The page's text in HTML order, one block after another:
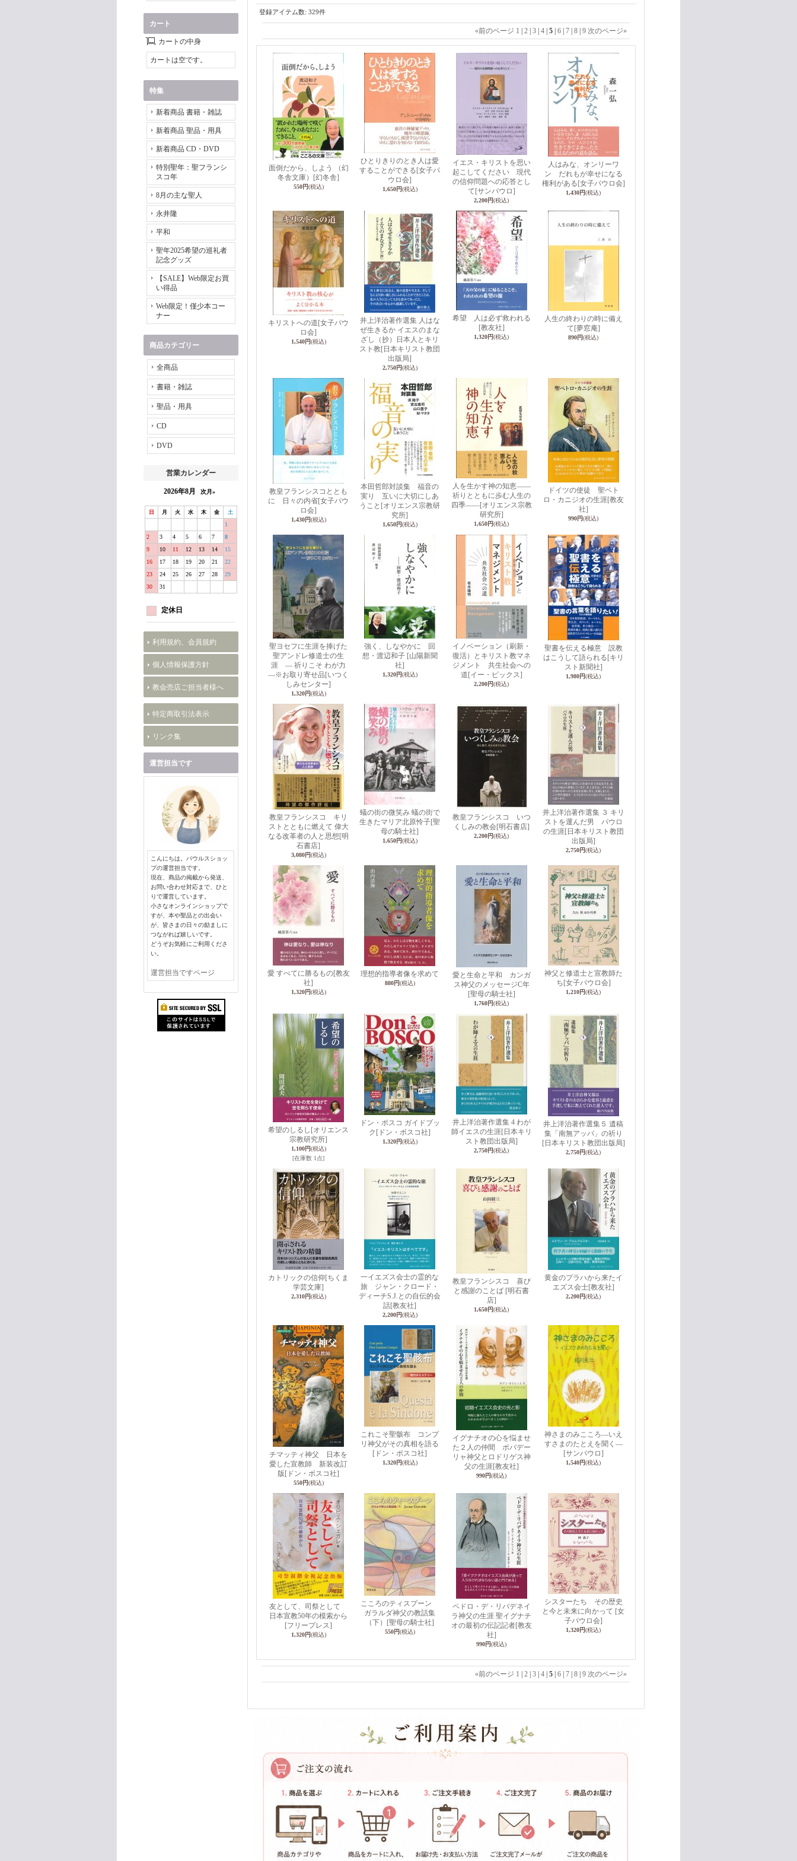
カート
カートの中身
カートは空です。
特集
新着商品 書籍・雑誌
新着商品 聖品・用具
新着商品 CD・DVD
特別聖年：聖フランシ
スコ年
8月の主な聖人
永井隆
平和
聖年2025希望の巡礼者
記念グッズ
【SALE】Web限定お買
い得品
Web限定！僅少本コー
ナー
商品カテゴリー
全商品
書籍・雑誌
聖品・用具
CD
DVD
営業カレンダー
2026年8月 次月»
日 月 火 水 木 金 土
1
2
3 4 5 6 7
8
9
10 11 12 13 14
15
16
17 18 19 20 21
22
23
24 25 26 27 28
29
30
31
定休日
利用規約、会員規約
個人情報保護方針
教会売店ご担当者様へ
特定商取引法表示
リンク集
運営担当です
こんにちは。パウルスショッ
プの運営担当です。
現在、商品の掲載から発送、
お問い合わせ対応まで、ひと
りで運営しています。
小さなオンラインショップで
すが、本や聖品との出会い
が、皆さまの日々の励ましに
つながれば嬉しいです。
どうぞお気軽にご利用くださ
い。
運営担当ですページ
登録アイテム数: 329件
«前のページ 1 2 3 4 5 6 7 8 9 次のページ»
面倒だから、しよう （幻
冬舎文庫）
[幻冬舎]
550円(税込)
ひとりきりのとき人は愛
することができる [女子パ
ウロ会]
1,650円(税込)
イエス・キリストを思い
起こしてください 現代
の信仰問題への応答とし
て [サンパウロ]
2,200円(税込)
人はみな、オンリーワ
ン だれもが幸せになる
権利がある [女子パウロ会]
1,430円(税込)
キリストへの道 [女子パウ
ロ会]
1,540円(税込)
井上洋治著作選集 人はな
ぜ生きるか イエスのまな
ざし（抄）日本人とキリ
スト教[日本キリスト教団
出版局]
2,750円(税込)
希望 人は必ず救われる
[教友社]
1,320円(税込)
人生の終わりの時に備え
て [夢窓庵]
890円(税込)
教皇フランシスコととも
に 日々の内省[女子パウ
ロ会]
1,430円(税込)
本田哲郎対談集 福音の
実り 互いに大切にしあ
うこと [オリエンス宗教研
究所]
1,650円(税込)
人を生かす神の知恵――
祈りとともに歩む人生の
四季――[オリエンス宗教
研究所]
1,650円(税込)
ドイツの使徒 聖ペト
ロ・カニジオの生涯[教友
社]
990円(税込)
聖ヨセフに生涯を捧げた
聖アンドレ修道士の生
涯 ― 祈りこそ わが力
―※お取り寄せ品 [いつく
しみセンター]
1,320円(税込)
強く、しなやかに 回
想・渡辺和子 [山陽新聞
社]
1,320円(税込)
イノベーション（刷新・
復活）とキリスト教マネ
ジメント 共生社会への
道 [イー・ピックス]
2,200円(税込)
聖書を伝える極意 説教
はこうして語られる [キリ
スト新聞社]
1,980円(税込)
教皇フランシスコ キリ
ストとともに燃えて 偉大
なる改革者の人と思想 [明
石書店]
3,080円(税込)
蟻の街の微笑み 蟻の街で
生きたマリア北原怜子[聖
母の騎士社]
1,650円(税込)
教皇フランシスコ いつ
くしみの教会[明石書店]
2,200円(税込)
井上洋治著作選集 ３ キリ
ストを運んだ男 パウロ
の生涯[日本キリスト教団
出版局]
2,750円(税込)
愛 すべてに勝るもの[教友
社]
1,320円(税込)
理想的指導者像を求めて
880円(税込)
愛と生命と平和 カンガ
ス神父のメッセージC年
[聖母の騎士社]
1,760円(税込)
神父と修道士と宣教師た
ち [女子パウロ会]
1,210円(税込)
希望のしるし [オリエンス
宗教研究所]
1,100円(税込)
[在庫数 1点]
ドン・ボスコ ガイドブッ
ク [ドン・ボスコ社]
1,320円(税込)
井上洋治著作選集 4 わが
師イエスの生涯[日本キリ
スト教団出版局]
2,750円(税込)
井上洋治著作選集５ 遺稿
集「南無アッバ」の祈り
[日本キリスト教団出版局]
2,750円(税込)
カトリックの信仰 [ちくま
学芸文庫]
2,310円(税込)
一イエズス会士の霊的な
旅 ジャン・クロード・
ディーチS.J.との自伝的会
話[教友社]
2,200円(税込)
教皇フランシスコ 喜び
と感謝のことば [明石書
店]
1,650円(税込)
黄金のプラハから来たイ
エズス会士[教友社]
2,200円(税込)
チマッティ神父 日本を
愛した宣教師 新装改訂
版 [ドン・ボスコ社]
550円(税込)
これこそ聖骸布 コンプ
リ神父がその真相を語る
[ドン・ボスコ社]
1,320円(税込)
イグナチオの心を悩ませ
た２人の仲間 ボバデー
リャ神父とロドリゲス神
父の生涯[教友社]
990円(税込)
神さまのみこころ―いえ
すさまのたとえを聞く―
[サンパウロ]
1,540円(税込)
友として、司祭として
日本宣教50年の模索から
[フリープレス]
1,320円(税込)
こころのティスプーン
ガラルダ神父の教話集
（下）
[聖母の騎士社]
550円(税込)
ペドロ・デ・リバデネイ
ラ神父の生涯 聖イグナチ
オの最初の伝記記者[教友
社]
990円(税込)
シスターたち その歴史
と今と未来に向かって [女
子パウロ会]
1,320円(税込)
«前のページ 1 2 3 4 5 6 7 8 9 次のページ»